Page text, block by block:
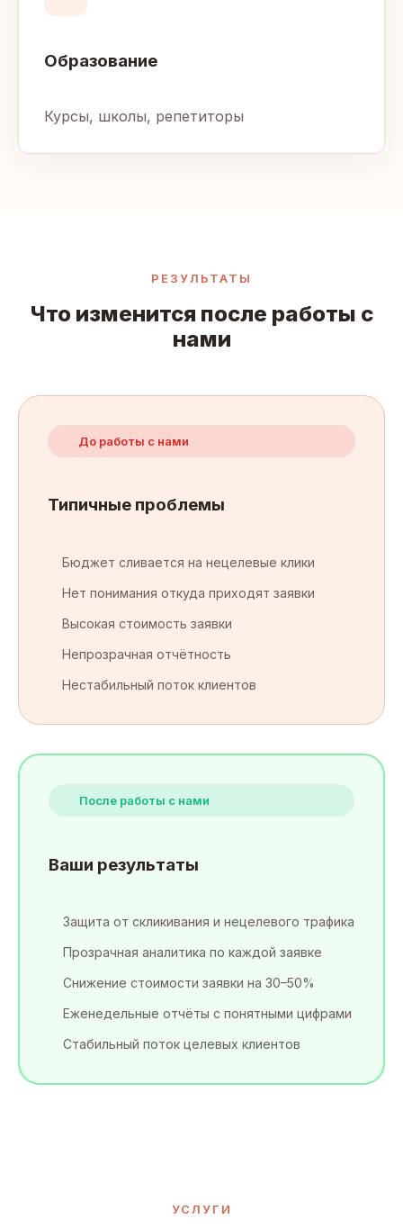
Образование
Курсы, школы, репетиторы
РЕЗУЛЬТАТЫ
Что изменится после работы с
нами
До работы с нами
Типичные проблемы
Бюджет сливается на нецелевые клики
Нет понимания откуда приходят заявки
Высокая стоимость заявки
Непрозрачная отчётность
Нестабильный поток клиентов
После работы с нами
Ваши результаты
Защита от скликивания и нецелевого трафика
Прозрачная аналитика по каждой заявке
Снижение стоимости заявки на 30–50%
Еженедельные отчёты с понятными цифрами
Стабильный поток целевых клиентов
УСЛУГИ